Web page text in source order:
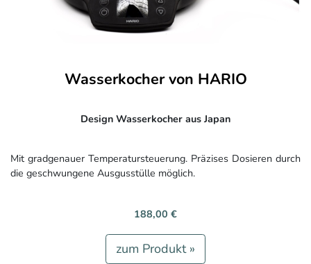
Wasserkocher von HARIO
Design Wasserkocher aus Japan
Mit gradgenauer Temperatursteuerung. Präzises Dosieren durch
die geschwungene Ausgusstülle möglich.
188,00 €
zum Produkt »